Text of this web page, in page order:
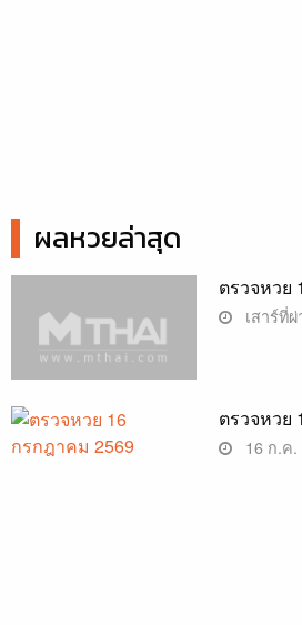
ผลหวยล่าสุด
ตรวจหวย
เสาร์ที่
ตรวจหวย
16 ก.ค.